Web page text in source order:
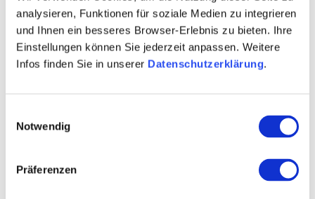
analysieren, Funktionen für soziale Medien zu integrieren
und Ihnen ein besseres Browser-Erlebnis zu bieten. Ihre
Einstellungen können Sie jederzeit anpassen. Weitere
Infos finden Sie in unserer Datenschutzerklärung.
Notwendig
Präferenzen
Contact